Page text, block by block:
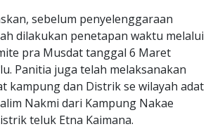
sebelum penyelenggaraan
dilakukan penetapan waktu melalui
pra Musdat tanggal 6 Maret
Panitia juga telah melaksanakan
kampung dan Distrik se wilayah adat
Nakmi dari Kampung Nakae
teluk Etna Kaimana.